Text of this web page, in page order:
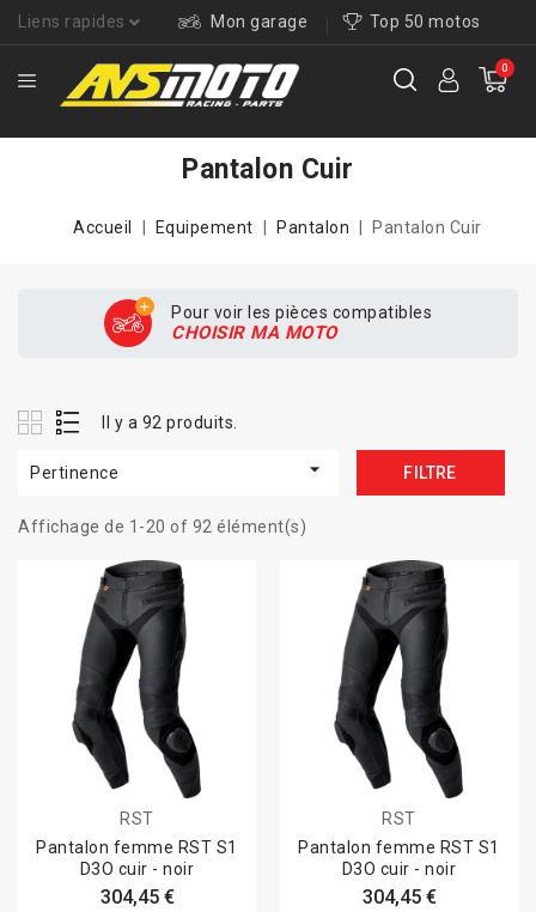
Liens rapides Mon garage Top 50 motos
0
Pantalon Cuir
Accueil Equipement Pantalon Pantalon Cuir
Pour voir les pièces compatibles
CHOISIR MA MOTO
Il y a 92 produits.
Pertinence  FILTRE
Affichage de 1-20 of 92 élément(s)
RST
Pantalon femme RST S1
D3O cuir - noir
304,45 €
RST
Pantalon femme RST S1
D3O cuir - noir
304,45 €